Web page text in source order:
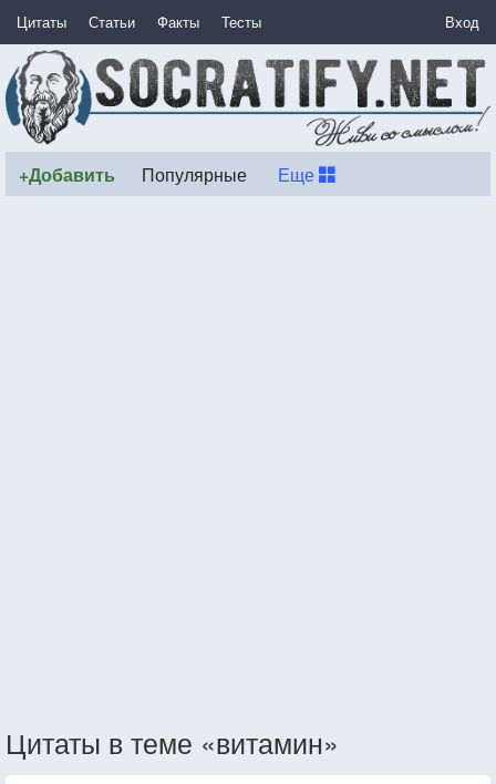
Цитаты Статьи Факты Тесты Вход
+Добавить Популярные Еще
Цитаты в теме «витамин»